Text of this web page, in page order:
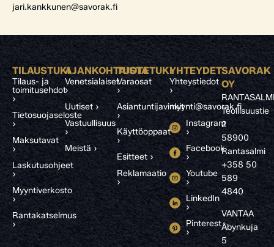
jari.kankkunen@savorak.fi
TILAUSTUKI
Tilaus- ja
toimitusehdot
›
Tietosuojaseloste
›
Maksutavat
›
Laskutusohjeet
›
Myyntiverkosto
›
Rantakatselmus
›
AJANKOHTAISTA
Venetsialaiset
›
Uutiset ›
Vastuullisuus
›
Meistä ›
TUOTETUKI
Varaosat
›
Asiantuntijavinkit
›
Käyttöoppaat
›
Esitteet ›
Reklamaatio
›
YHTEYDET
Yhteystiedot
›
myynti@savorak.fi
Instagram
›
Facebook
›
Youtube
›
LinkedIn
›
Pinterest
›
SAVORAK
OY
Teollisuustie
2
58900
Rantasalmi
+358 50
589
4840
VANTAA
Åbynkuja
5